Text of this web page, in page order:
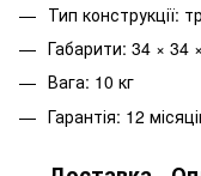
Тип конструкції:
Габарити: 34 × 34
Вага: 10 кг
Гарантія: 12